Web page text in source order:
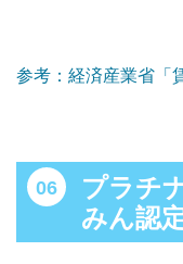
参考：経済産業省「
プラチ
みん認